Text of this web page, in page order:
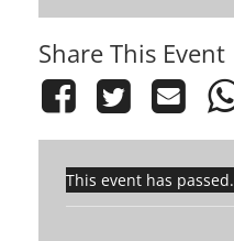
Share This Event
This event has passed.